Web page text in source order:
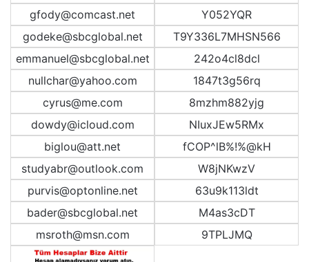
gfody@comcast.net
Y052YQR
godeke@sbcglobal.net
T9Y336L7MHSN566
emmanuel@sbcglobal.net
242o4cl8dcl
nullchar@yahoo.com
1847t3g56rq
cyrus@me.com
8mzhm882yjg
dowdy@icloud.com
NIuxJEw5RMx
biglou@att.net
fCOP^lB%!%@kH
studyabr@outlook.com
W8jNKwzV
purvis@optonline.net
63u9k113ldt
bader@sbcglobal.net
M4as3cDT
msroth@msn.com
9TPLJMQ